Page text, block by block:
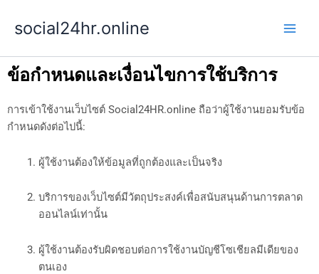
social24hr.online
ข้อกำหนดและเงื่อนไขการใช้บริการ
การเข้าใช้งานเว็บไซต์ Social24HR.online ถือว่าผู้ใช้งานยอมรับข้อ
กำหนดดังต่อไปนี้:
ผู้ใช้งานต้องให้ข้อมูลที่ถูกต้องและเป็นจริง
บริการของเว็บไซต์มีวัตถุประสงค์เพื่อสนับสนุนด้านการตลาด
ออนไลน์เท่านั้น
ผู้ใช้งานต้องรับผิดชอบต่อการใช้งานบัญชีโซเชียลมีเดียของ
ตนเอง